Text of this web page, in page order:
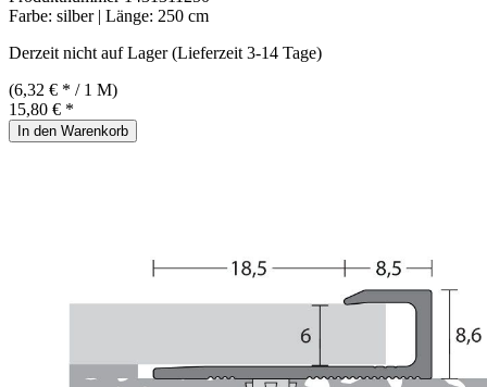
Farbe: silber | Länge: 250 cm
Derzeit nicht auf Lager (Lieferzeit 3-14 Tage)
(6,32 € * / 1 M)
15,80 € *
In den Warenkorb